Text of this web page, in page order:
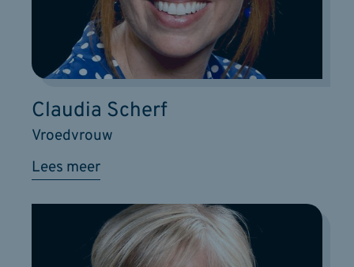
Lees meer
Vroedvrouw
Claudia Scherf